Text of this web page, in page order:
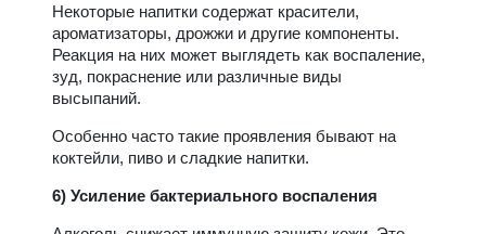
Некоторые напитки содержат красители,
ароматизаторы, дрожжи и другие компоненты.
Реакция на них может выглядеть как воспаление,
зуд, покраснение или различные виды
высыпаний.
Особенно часто такие проявления бывают на
коктейли, пиво и сладкие напитки.
6) Усиление бактериального воспаления